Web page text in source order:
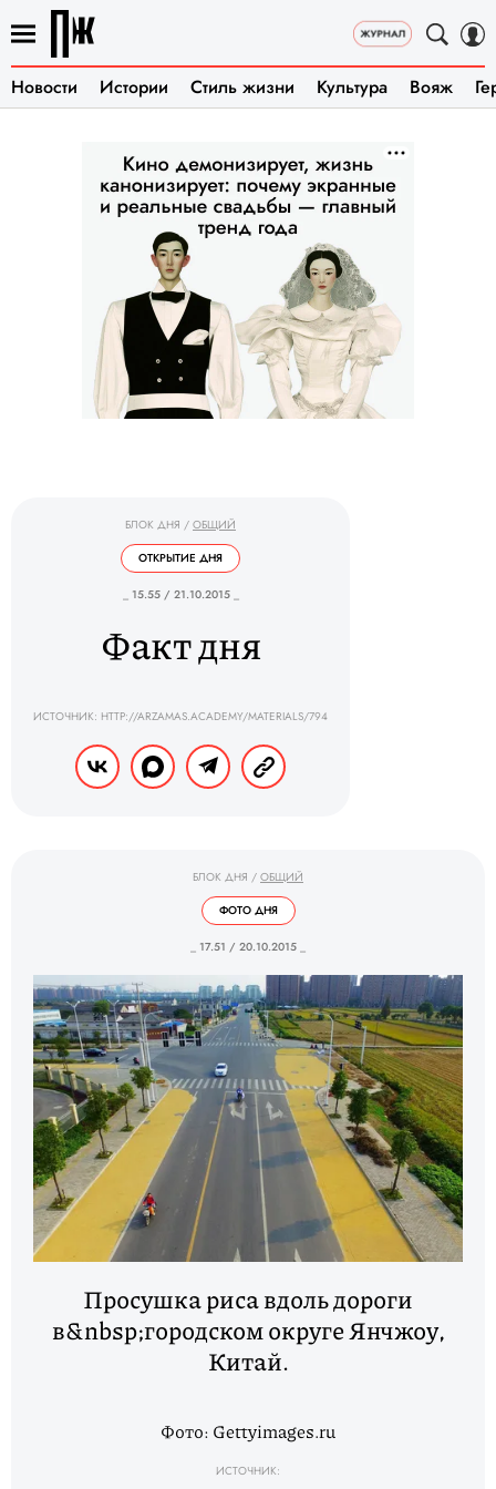
Новости Истории Стиль жизни Культура Вояж
БЛОК ДНЯ / ОБЩИЙ
ОТКРЫТИЕ ДНЯ
_ 15.55 / 21.10.2015 _
Факт дня
ИСТОЧНИК: HTTP://ARZAMAS.ACADEMY/MATERIALS/794
БЛОК ДНЯ / ОБЩИЙ
ФОТО ДНЯ
_ 17.51 / 20.10.2015 _
Просушка риса вдоль дороги
в&nbsp;городском округе Янчжоу,
Китай.
Фото: Gettyimages.ru
ИСТОЧНИК: